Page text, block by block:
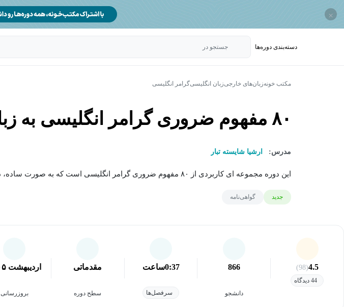
×
دسته‌بندی‌ دوره‌ها جستجو در
مکتب خونهزبان‌های خارجیزبان انگلیسیگرامر انگلیسی
۸۰ مفهوم ضروری گرامر انگلیسی به زبان ساده
مدرس: ارشیا شایسته تبار
این دوره مجموعه ای کاربردی از ۸۰ مفهوم ضروری گرامر انگلیسی است که به صورت ساده، دسته بندی...
جدید گواهی‌نامه
4.5
(98)
44 دیدگاه
866
دانشجو
0:37ساعت
سرفصل‌ها
مقدماتی
سطح دوره بروزرسانی
اردیبهشت ۱۴۰۵